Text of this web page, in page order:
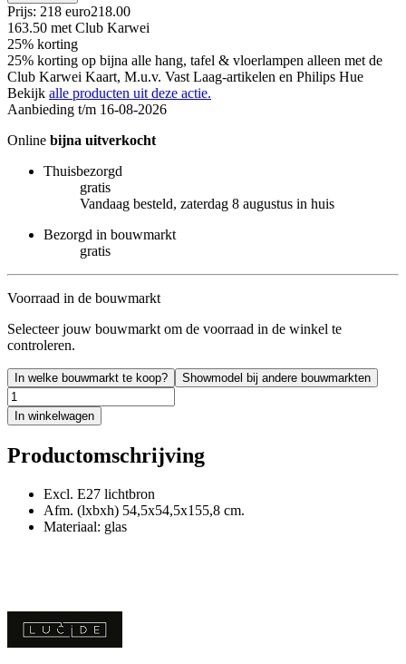
Prijs: 218 euro218.00
163.50 met Club Karwei
25% korting
25% korting op bijna alle hang, tafel & vloerlampen alleen met de
Club Karwei Kaart, M.u.v. Vast Laag-artikelen en Philips Hue
Bekijk alle producten uit deze actie.
Aanbieding t/m 16-08-2026
Online bijna uitverkocht
Thuisbezorgd
gratis
Vandaag besteld, zaterdag 8 augustus in huis
Bezorgd in bouwmarkt
gratis
Voorraad in de bouwmarkt
Selecteer jouw bouwmarkt om de voorraad in de winkel te
controleren.
In welke bouwmarkt te koop? Showmodel bij andere bouwmarkten
In winkelwagen
Productomschrijving
Excl. E27 lichtbron
Afm. (lxbxh) 54,5x54,5x155,8 cm.
Materiaal: glas